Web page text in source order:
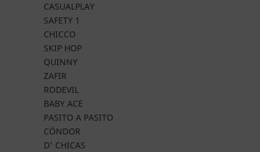
CASUALPLAY
SAFETY 1
CHICCO
SKIP HOP
QUINNY
ZAFIR
RODEVIL
BABY ACE
PASITO A PASITO
CÓNDOR
D' CHICAS